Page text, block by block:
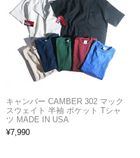
キャンバー CAMBER 302 マック
スウェイト 半袖 ポケット Tシャ
ツ MADE IN USA
¥7,990